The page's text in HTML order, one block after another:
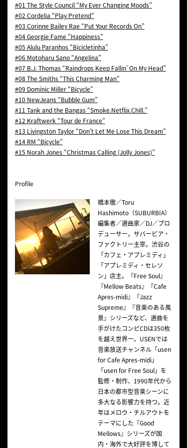
#01 The Style Council “My Ever Changing Moods”
#02 Cordelia “Play Pretend”
#03 Corinne Bailey Rae “Put Your Records On”
#04 Georgie Fame ”Happiness”
#05 Alulu Paranhos “Bicicletinha”
#06 Motoharu Sano “Angelina”
#07 B.J. Thomas “Raindrops Keep Fallin’ On My Head”
#08 The Smiths “This Charming Man”
#09 Dominic Miller “Bicycle”
#10 NewJeans “Bubble Gum”
#11 Tank and the Bangas “Smoke.Netflix.Chill.”
#12 Kraftwerk “Tour de France”
#13 Livingston Taylor “Don’t Let Me Lose This Dream”
#14 RM “Bicycle”
#15 Norah Jones “Christmas Calling (Jolly Jones)”
Profile
橋本徹／Toru
Hashimoto（SUBURBIA）
編集者／選曲家／DJ／プロ
デューサー。サバービア・
ファクトリー主宰。渋谷の
「カフェ・アプレミディ」
「アプレミディ・セレソ
ン」店主。『Free Soul』
『Mellow Beats』『Cafe
Apres-midi』『Jazz
Supreme』『音楽のある風
景』シリーズなど、選曲を
手がけたコンピCDは350枚
を越え世界一。USENでは
音楽放送チャンネル「usen
for Cafe Apres-midi」
「usen for Free Soul」を
監修・制作、1990年代から
日本の都市型音楽シーンに
多大なる影響力を持つ。近
年はメロウ・チルアウトを
テーマにした『Good
Mellows』シリーズが国
内・海外で大好評を博して